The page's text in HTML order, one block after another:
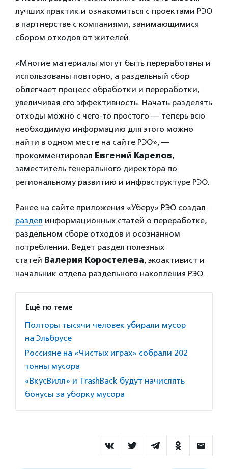
лучших практик и ознакомиться с проектами РЭО
в партнерстве с компаниями, занимающимися
сбором отходов от жителей.
«Многие материалы могут быть переработаны и
использованы повторно, а раздельный сбор
облегчает процесс обработки и переработки,
увеличивая его эффективность. Начать разделять
отходы можно с чего-то простого — теперь всю
необходимую информацию для этого можно
найти в одном месте на сайте РЭО», —
прокомментировал Евгений Карелов,
заместитель генерального директора по
региональному развитию и инфраструктуре РЭО.
Ранее на сайте приложения «Уберу» РЭО создал
раздел информационных статей о переработке,
раздельном сборе отходов и осознанном
потреблении. Ведет раздел полезных
статей Валерия Коростелева, экоактивист и
начальник отдела раздельного накопления РЭО.
Ещё по теме
Полторы тысячи человек убирали мусор
на Эльбрусе
Россияне на «Чистых играх» собрали 202
тонны мусора
«ВкусВилл» и TrashBack будут начислять
бонусы за уборку мусора